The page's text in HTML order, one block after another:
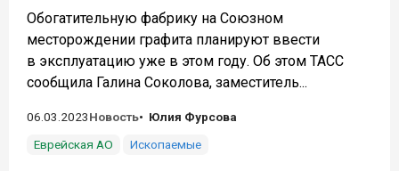
Обогатительную фабрику на Союзном
месторождении графита планируют ввести
в эксплуатацию уже в этом году. Об этом ТАСС
сообщила Галина Соколова, заместитель...
06.03.2023Новость
Юлия Фурсова
Еврейская АО
Ископаемые